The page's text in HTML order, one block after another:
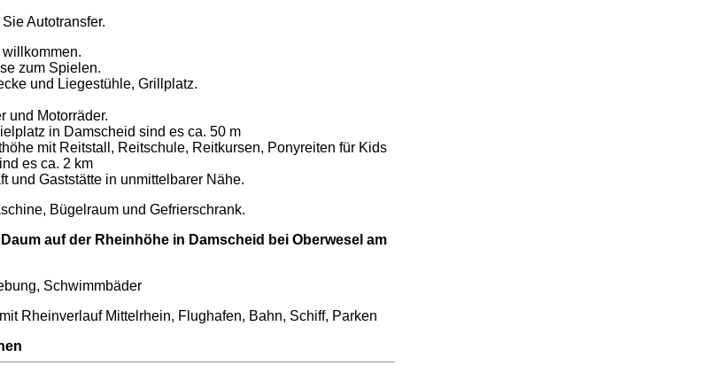
Autotransfer.
zum Spielen.
und Liegestühle, Grillplatz.
und Motorräder.
in Damscheid sind es ca. 50 m
mit Reitstall, Reitschule, Reitkursen, Ponyreiten für Kids
es ca. 2 km
und Gaststätte in unmittelbarer Nähe.
Bügelraum und Gefrierschrank.
auf der Rheinhöhe in Damscheid bei Oberwesel am
Schwimmbäder
Rheinverlauf Mittelrhein, Flughafen, Bahn, Schiff, Parken